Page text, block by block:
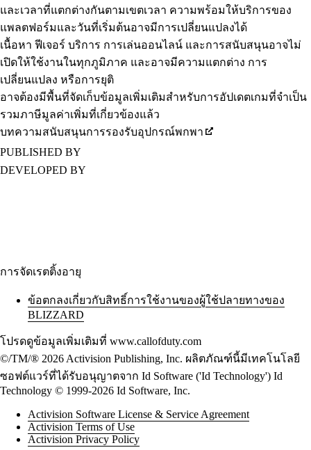
และเวลาที่แตกต่างกันตามเขตเวลา ความพร้อมให้บริการของ
แพลตฟอร์มและวันที่เริ่มต้นอาจมีการเปลี่ยนแปลงได้
เนื้อหา ฟีเจอร์ บริการ การเล่นออนไลน์ และการสนับสนุนอาจไม่
เปิดให้ใช้งานในทุกภูมิภาค และอาจมีความแตกต่าง การ
เปลี่ยนแปลง หรือการยุติ
อาจต้องมีพื้นที่จัดเก็บข้อมูลเพิ่มเติมสำหรับการอัปเดตเกมที่จำเป็น
รวมภาษีมูลค่าเพิ่มที่เกี่ยวข้องแล้ว
บทความสนับสนุนการรองรับอุปกรณ์พกพา
PUBLISHED BY
DEVELOPED BY
การจัดเรตติ้งอายุ
ข้อตกลงเกี่ยวกับสิทธิ์การใช้งานของผู้ใช้ปลายทางของ
BLIZZARD
โปรดดูข้อมูลเพิ่มเติมที่ www.callofduty.com
©/TM/® 2026 Activision Publishing, Inc. ผลิตภัณฑ์นี้มีเทคโนโลยี
ซอฟต์แวร์ที่ได้รับอนุญาตจาก Id Software ('Id Technology') Id
Technology © 1999-2026 Id Software, Inc.
Activision Software License & Service Agreement
Activision Terms of Use
Activision Privacy Policy